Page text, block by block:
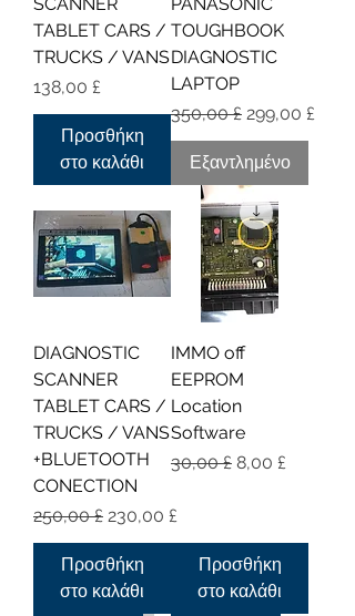
TABLET CARS /
TRUCKS / VANS
Τιμή
138,00 £
Προσθήκη
στο καλάθι
TOUGHBOOK
DIAGNOSTIC
LAPTOP
Κανονική τιμή
350,00 £ Τιμή
299,00 £
Εξαντλημένο
DIAGNOSTIC
SCANNER
TABLET CARS /
TRUCKS / VANS
+BLUETOOTH
CONECTION
Κανονική τιμή
250,00 £ Τιμή Έκπτωσης
230,00 £
Προσθήκη
στο καλάθι
IMMO off
EEPROM
Location
Software
Κανονική τιμή
30,00 £ Τιμή Έκπτωσης
8,00 £
Προσθήκη
στο καλάθι